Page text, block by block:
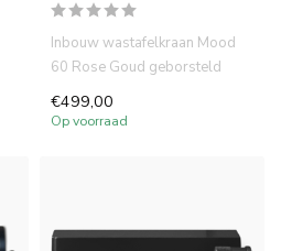
Inbouw wastafelkraan Mood
60 Rose Goud geborsteld
voll...
€499,00
Op voorraad